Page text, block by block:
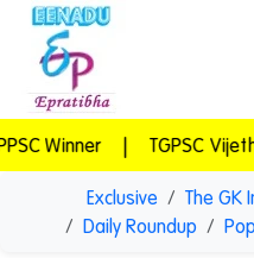
Exclusive The GK
Daily Roundup
| TGPSC Vijetha |